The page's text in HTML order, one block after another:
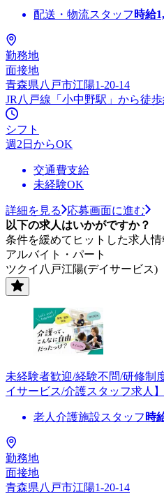
配送・物流スタッフ 時給
勤務地
面接地
青森県八戸市江陽1-20-14
JR八戸線「小中野駅」から徒
シフト
週2日からOK
交通費支給
未経験OK
詳細を見る
応募画面に進む
以下の求人はいかがですか？
条件を緩めてヒットした求人
アルバイト・パート
ツクイ八戸江陽(デイサービス)
未経験者歓迎/経験不問/研修制
イサービス/介護スタッフ求人】
老人介護施設スタッフ 時
勤務地
面接地
青森県八戸市江陽1-20-14